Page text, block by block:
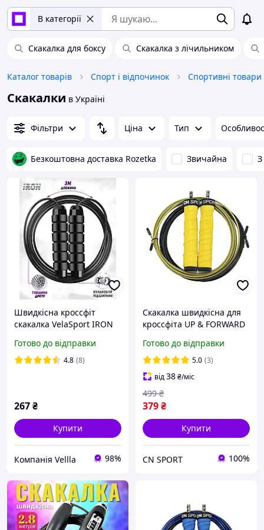
В категорії
Скакалка для боксу Скакалка з лічильником
Каталог товарів Спорт і відпочинок Спортивні товари
Скакалки в Україні
Фільтри Ціна Тип
Безкоштовна доставка Rozetka Звичайна
Швидкісна кроссфіт
скакалка VelaSport IRON
можливістю добавити
обтяжувач Чорна
Готово до відправки
4.8 (8)
267₴
Купити
Компанія Vellla 98%
Скакалка швидкісна для
кроссфіта UP & FORWARD
Готово до відправки
5.0 (3)
від38₴/міс
379₴
499 ₴
Купити
CN SPORT 100%